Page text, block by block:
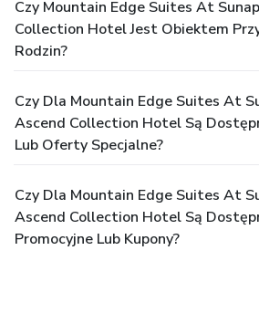
Czy Mountain Edge Suites At
Collection Hotel Jest Obiektem
Rodzin?
Czy Dla Mountain Edge Suites At
Ascend Collection Hotel Są
Lub Oferty Specjalne?
Czy Dla Mountain Edge Suites At
Ascend Collection Hotel Są
Promocyjne Lub Kupony?